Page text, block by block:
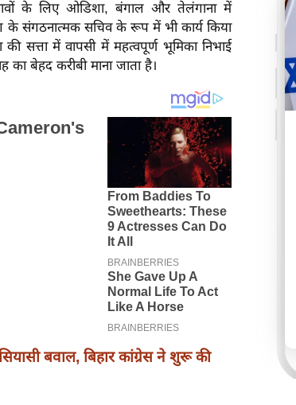
के लिए ओडिशा, बंगाल और तेलंगाना में
के संगठनात्मक सचिव के रूप में भी कार्य किया
सत्ता में वापसी में महत्वपूर्ण भूमिका निभाई
का बेहद करीबी माना जाता है।
बवाल, बिहार कांग्रेस ने शुरू की